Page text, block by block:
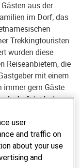
aus der
im Dorf, das
Trekkingtouristen
wurden diese
Reiseanbietern, die
mit einem
immer gern Gäste
ist bei uns
Touristen ihre
und
Die Gäste
user
and traffic on
about your use
and